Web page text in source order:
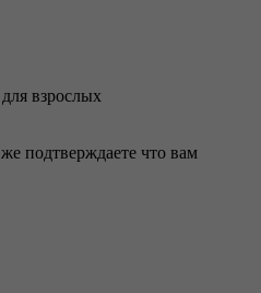
взрослых
подтверждаете что вам